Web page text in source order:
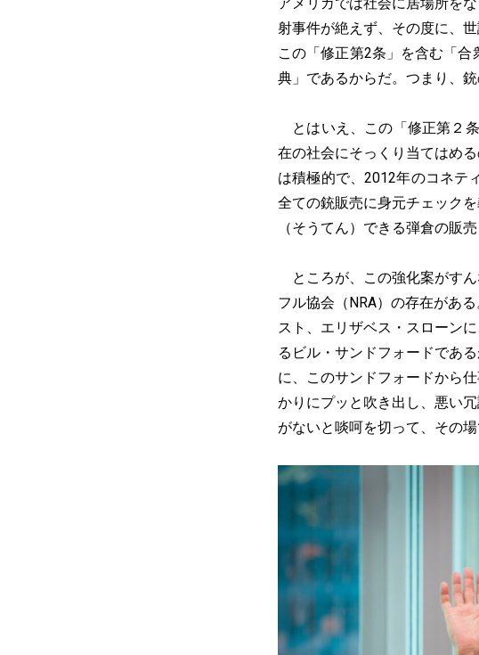
射事件が絶えず、その度に、
この「修正第2条」を含む「
典」であるからだ。つまり、
とはいえ、この「修正第２
在の社会にそっくり当てはめ
は積極的で、2012年のコネテ
全ての銃販売に身元チェック
（そうてん）できる弾倉の販
ところが、この強化案がす
フル協会（NRA）の存在があ
スト、エリザベス・スローン
るビル・サンドフォードであ
に、このサンドフォードから
かりにプッと吹き出し、悪い
がないと啖呵を切って、その